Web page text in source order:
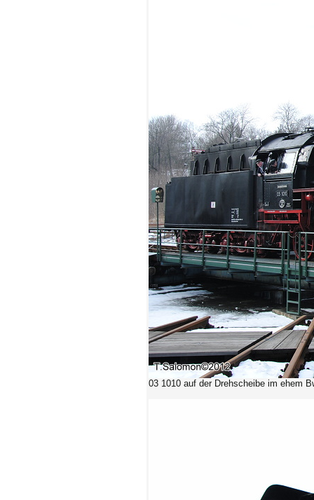
03 1010 auf der Drehscheibe im ehem